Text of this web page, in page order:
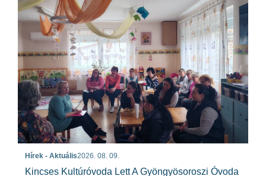
Hírek - Aktuális2026. 08. 09.
Kincses Kultúróvoda Lett A Gyöngyösoroszi Óvoda